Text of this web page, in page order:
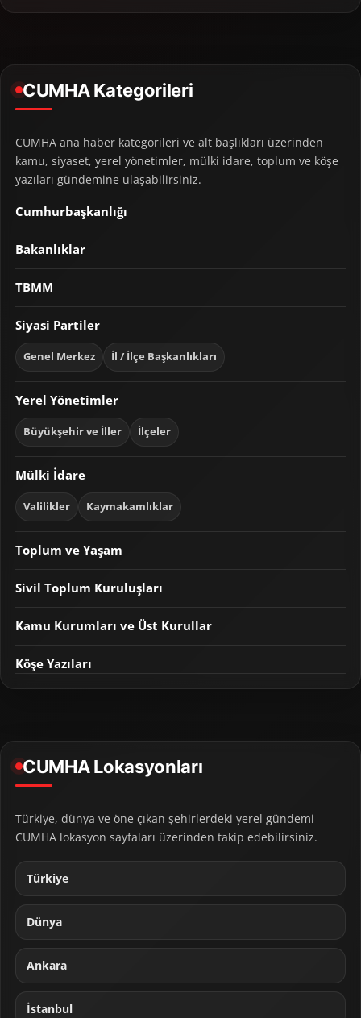
CUMHA Kategorileri
CUMHA ana haber kategorileri ve alt başlıkları üzerinden
kamu, siyaset, yerel yönetimler, mülki idare, toplum ve köşe
yazıları gündemine ulaşabilirsiniz.
Cumhurbaşkanlığı
Bakanlıklar
TBMM
Siyasi Partiler
Genel Merkez İl / İlçe Başkanlıkları
Yerel Yönetimler
Büyükşehir ve İller İlçeler
Mülki İdare
Valilikler Kaymakamlıklar
Toplum ve Yaşam
Sivil Toplum Kuruluşları
Kamu Kurumları ve Üst Kurullar
Köşe Yazıları
CUMHA Lokasyonları
Türkiye, dünya ve öne çıkan şehirlerdeki yerel gündemi
CUMHA lokasyon sayfaları üzerinden takip edebilirsiniz.
Türkiye
Dünya
Ankara
İstanbul